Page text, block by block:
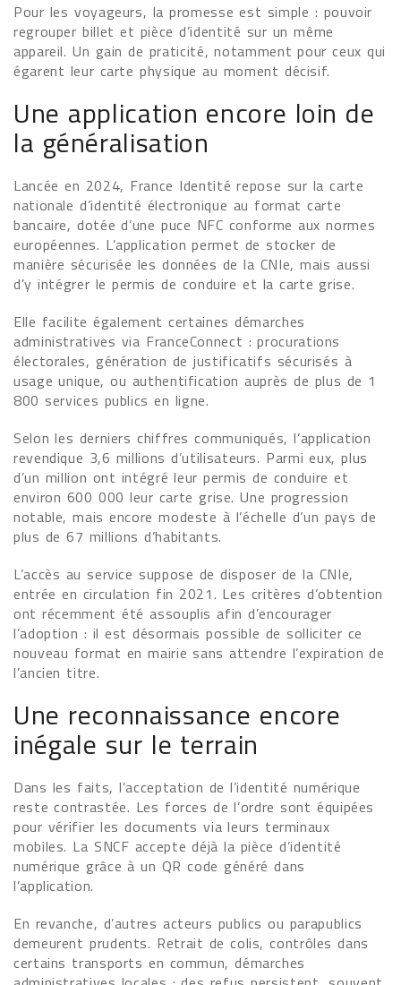
Pour les voyageurs, la promesse est simple : pouvoir
regrouper billet et pièce d’identité sur un même
appareil. Un gain de praticité, notamment pour ceux qui
égarent leur carte physique au moment décisif.
Une application encore loin de
la généralisation
Lancée en 2024, France Identité repose sur la carte
nationale d’identité électronique au format carte
bancaire, dotée d’une puce NFC conforme aux normes
européennes. L’application permet de stocker de
manière sécurisée les données de la CNIe, mais aussi
d’y intégrer le permis de conduire et la carte grise.
Elle facilite également certaines démarches
administratives via FranceConnect : procurations
électorales, génération de justificatifs sécurisés à
usage unique, ou authentification auprès de plus de 1
800 services publics en ligne.
Selon les derniers chiffres communiqués, l’application
revendique 3,6 millions d’utilisateurs. Parmi eux, plus
d’un million ont intégré leur permis de conduire et
environ 600 000 leur carte grise. Une progression
notable, mais encore modeste à l’échelle d’un pays de
plus de 67 millions d’habitants.
L’accès au service suppose de disposer de la CNIe,
entrée en circulation fin 2021. Les critères d’obtention
ont récemment été assouplis afin d’encourager
l’adoption : il est désormais possible de solliciter ce
nouveau format en mairie sans attendre l’expiration de
l’ancien titre.
Une reconnaissance encore
inégale sur le terrain
Dans les faits, l’acceptation de l’identité numérique
reste contrastée. Les forces de l’ordre sont équipées
pour vérifier les documents via leurs terminaux
mobiles. La SNCF accepte déjà la pièce d’identité
numérique grâce à un QR code généré dans
l’application.
En revanche, d’autres acteurs publics ou parapublics
demeurent prudents. Retrait de colis, contrôles dans
certains transports en commun, démarches